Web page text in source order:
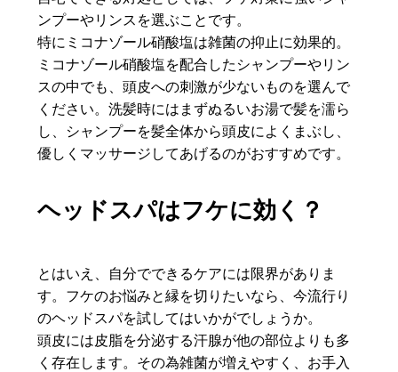
ンプーやリンスを選ぶことです。
特にミコナゾール硝酸塩は雑菌の抑止に効果的。
ミコナゾール硝酸塩を配合したシャンプーやリン
スの中でも、頭皮への刺激が少ないものを選んで
ください。洗髪時にはまずぬるいお湯で髪を濡ら
し、シャンプーを髪全体から頭皮によくまぶし、
優しくマッサージしてあげるのがおすすめです。
ヘッドスパはフケに効く？
とはいえ、自分でできるケアには限界がありま
す。フケのお悩みと縁を切りたいなら、今流行り
のヘッドスパを試してはいかがでしょうか。
頭皮には皮脂を分泌する汗腺が他の部位よりも多
く存在します。その為雑菌が増えやすく、お手入